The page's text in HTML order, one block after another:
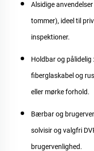
Alsidige anvendelser
tommer), ideel til
inspektioner.
Holdbar og pålidelig
fiberglaskabel og
eller mørke forhold.
Bærbar og
solvisir og valgfri
brugervenlighed.